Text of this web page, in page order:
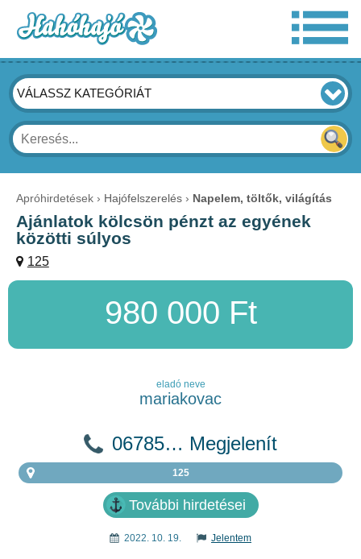
VÁLASSZ KATEGÓRIÁT
Apróhirdetések Hajófelszerelés Napelem, töltők, világítás
Ajánlatok kölcsön pénzt az egyének
közötti súlyos
125
980 000 Ft
eladó neve
mariakovac
06785… Megjelenít
125
További hirdetései
2022. 10. 19. Jelentem